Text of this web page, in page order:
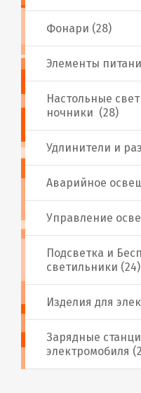
Фонари (28)
Аварийное
Настольные
ночники (28)
Подсветка и
светильники (24)
Изделия для
Удлинители и
Управление
Элементы
Зарядные
электромобиля